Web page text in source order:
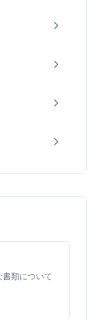
書類について